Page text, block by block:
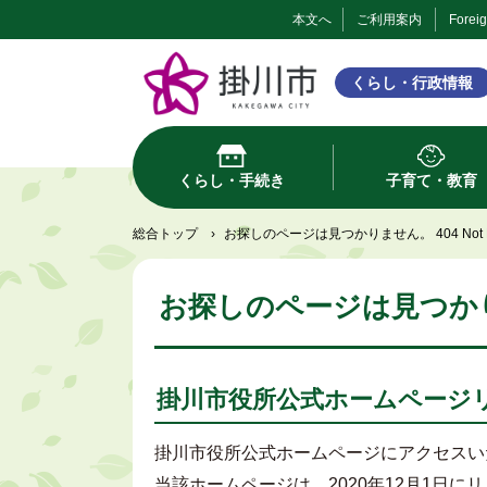
本文へ ご利用案内
くらし・行政情報
くらし・手続き 子育て・教育
総合トップ › お探しのページは見つかりません。 404 Not
お探しのページは見つ
掛川市役所公式ホームページ
掛川市役所公式ホームページにアクセス